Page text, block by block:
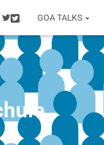
TWITTER
GOA TALKS